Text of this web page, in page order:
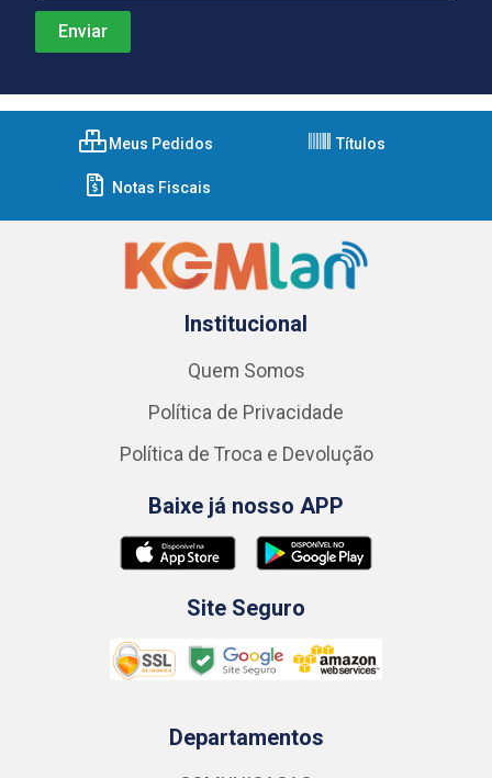
Meus Pedidos Títulos
Notas Fiscais
Institucional
Quem Somos
Política de Privacidade
Política de Troca e Devolução
Baixe já nosso APP
Site Seguro
Departamentos